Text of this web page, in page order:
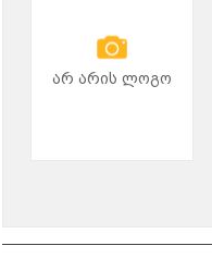
არ არის ლოგო